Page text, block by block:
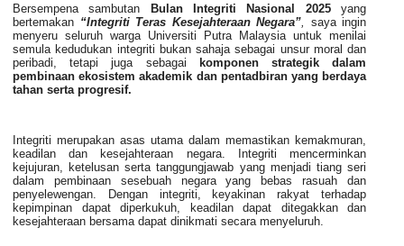
Bersempena sambutan BulanIntegriti Nasional 2025yang
bertemakan “IntegritiTeras Kesejahteraan Negara”
saya ingin
menyeru seluruh warga Universiti Putra Malaysia untuk menilai
semula kedudukan integriti bukan sahaja sebagai unsur moral dan
peribadi, tetapi juga sebagai komponen strategik dalam
pembinaan ekosistem akademik dan pentadbiran yang berdaya
tahan serta progresif.
Integriti merupakan asas utama dalam memastikan kemakmuran,
keadilan dan kesejahteraan negara. Integriti mencerminkan
kejujuran, ketelusan serta tanggungjawab yang menjadi tiang seri
dalam pembinaan sesebuah negara yang bebas rasuah dan
penyelewengan. Dengan integriti , keyakinan rakyat terhadap
kepimpinan dapat diperkukuh, keadilan dapat ditegakkan dan
kesejahteraan bersama dapat dinikmati secara menyeluruh.